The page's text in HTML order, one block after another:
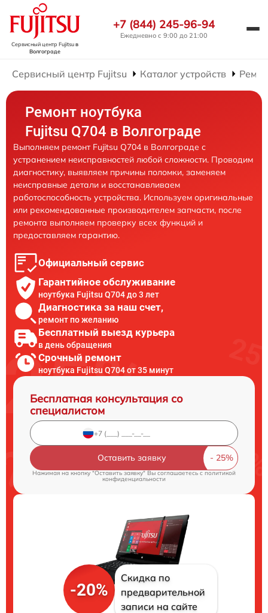
Сервисный центр Fujitsuв
Волгограде
+7 (844) 245-96-94
Ежедневно с 9:00 до 21:00
Сервисный центр Fujitsu Каталог устройств
Ремонт ноутбука
Fujitsu Q704 в Волгограде
Выполняем ремонт Fujitsu Q704 в Волгограде с
устранением неисправностей любой сложности. Проводим
диагностику, выявляем причины поломки, заменяем
неисправные детали и восстанавливаем
работоспособность устройства. Используем оригинальные
или рекомендованные производителем запчасти, после
ремонта выполняем проверку всех функций и
предоставляем гарантию.
Официальный сервис
Гарантийное обслуживание
ноутбука Fujitsu Q704 до 3 лет
Диагностика за наш счет,
ремонт по желанию
Бесплатный выезд курьера
в день обращения
Срочный ремонт
ноутбука Fujitsu Q704 от 35 минут
Бесплатная консультация со
специалистом
Оставить заявку
Нажимая на кнопку "Оставить заявку" Вы соглашаетесь cполитикой
конфиденциальности
-20%
Скидка по
предварительной
записи на сайте